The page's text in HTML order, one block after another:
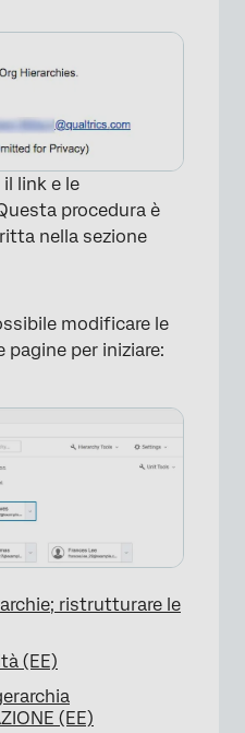
link e le
procedura è
nella sezione
modificare le
pagine per iniziare:
ristrutturare le
(EE)
(EE)